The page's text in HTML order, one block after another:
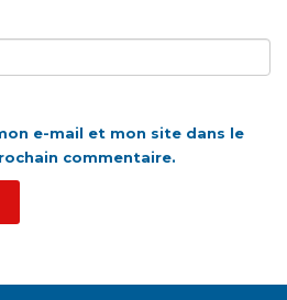
e-mail et mon site dans le
commentaire.